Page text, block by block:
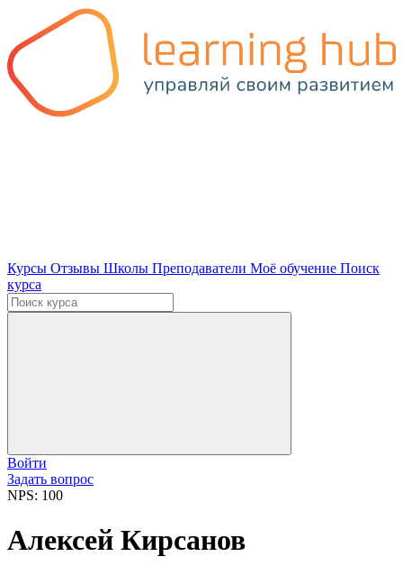
Курсы Отзывы Школы Преподаватели Моё обучение Поиск
курса
Войти
Задать вопрос
NPS: 100
Алексей Кирсанов